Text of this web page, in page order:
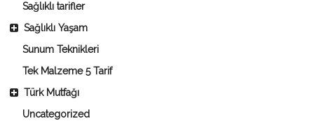
Sağlıklı tarifler
Sağlıklı Yaşam
Sunum Teknikleri
Tek Malzeme 5 Tarif
Türk Mutfağı
Uncategorized